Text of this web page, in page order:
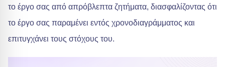
το έργο σας από απρόβλεπτα ζητήματα, διασφαλίζοντας ότι
το έργο σας παραμένει εντός χρονοδιαγράμματος και
επιτυγχάνει τους στόχους του.